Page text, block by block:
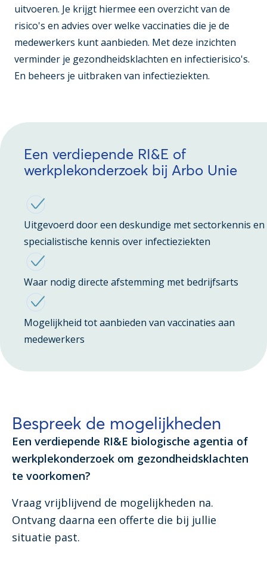
uitvoeren. Je krijgt hiermee een overzicht van de
risico's en advies over welke vaccinaties die je de
medewerkers kunt aanbieden. Met deze inzichten
verminder je gezondheidsklachten en infectierisico's.
En beheers je uitbraken van infectieziekten.
Een verdiepende RI&E of
werkplekonderzoek bij Arbo Unie
Uitgevoerd door een deskundige met sectorkennis en
specialistische kennis over infectieziekten
Waar nodig directe afstemming met bedrijfsarts
Mogelijkheid tot aanbieden van vaccinaties aan
medewerkers
Bespreek de mogelijkheden
Een verdiepende RI&E biologische agentia of
werkplekonderzoek om gezondheidsklachten
te voorkomen?
Vraag vrijblijvend de mogelijkheden na.
Ontvang daarna een offerte die bij jullie
situatie past.